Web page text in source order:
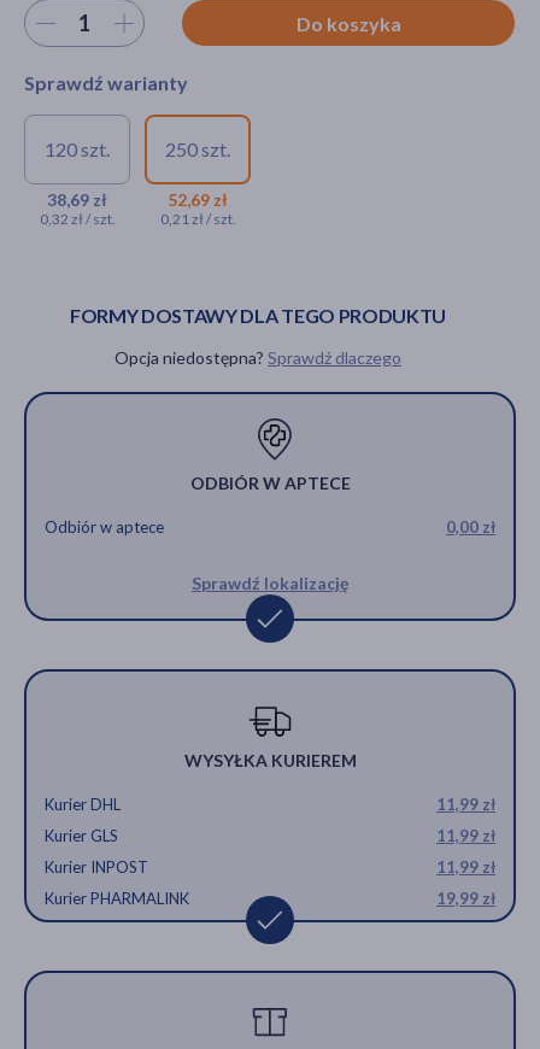
Hit
Wybierz ilość Do koszyka
Sprawdź warianty
120 szt.
38,69 zł
0,32 zł / szt.
DoctorLife D3 2000, kapsułki,
120 szt.
250 szt.
52,69 zł
0,21 zł / szt.
FORMY DOSTAWY DLA TEGO PRODUKTU
Opcja niedostępna? Sprawdź dlaczego
ODBIÓR W APTECE
Odbiór w aptece 0,00 zł
Sprawdź lokalizację
WYSYŁKA KURIEREM
Kurier DHL
11,99 zł
Kurier GLS
11,99 zł
Kurier INPOST
11,99 zł
Kurier PHARMALINK
19,99 zł